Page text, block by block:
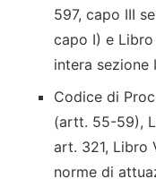
597, capo III
capo I) e
intera sezione
Codice di
(artt. 55-59),
art. 321, Libro
norme di